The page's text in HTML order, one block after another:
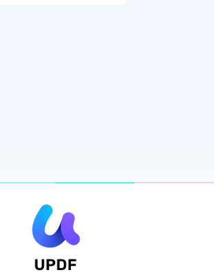
UPDF